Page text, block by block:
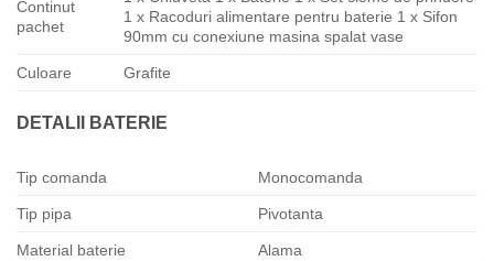
Continut
pachet
1 x Racoduri alimentare pentru baterie 1 x Sifon
90mm cu conexiune masina spalat vase
Culoare Grafite
DETALII BATERIE
Tip comanda Monocomanda
Tip pipa Pivotanta
Material baterie Alama